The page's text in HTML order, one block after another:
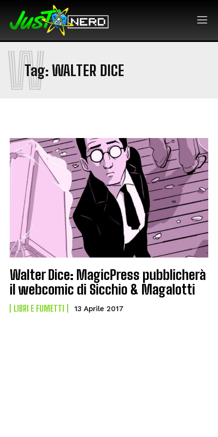
Tag: WALTER DICE
W
Walter Dice: MagicPress pubblicherà
il webcomic di Sicchio & Magalotti
LIBRI E FUMETTI 13 Aprile 2017